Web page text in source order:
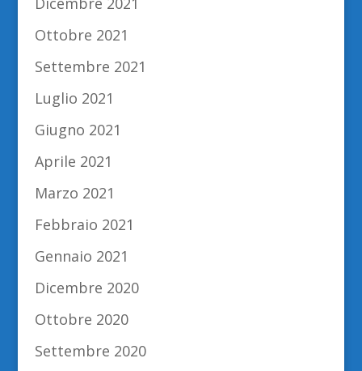
Ottobre 2021
Settembre 2021
Luglio 2021
Giugno 2021
Aprile 2021
Marzo 2021
Febbraio 2021
Gennaio 2021
Dicembre 2020
Ottobre 2020
Settembre 2020